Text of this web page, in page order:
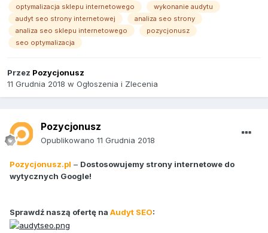
optymalizacja sklepu internetowego
wykonanie audytu
audyt seo strony internetowej
analiza seo strony
analiza seo sklepu internetowego
pozycjonusz
seo optymalizacja
Przez Pozycjonusz
11 Grudnia 2018 w Ogłoszenia i Zlecenia
Pozycjonusz
Opublikowano 11 Grudnia 2018
Pozycjonusz.pl – Dostosowujemy strony internetowe do
wytycznych Google!
Sprawdź naszą ofertę na Audyt SEO: